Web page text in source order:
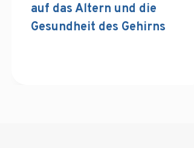
auf das Altern und die
Gesundheit des Gehirns